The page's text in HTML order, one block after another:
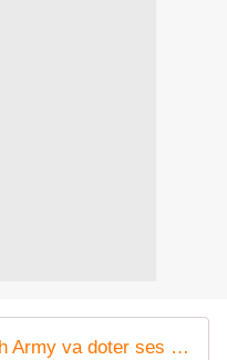
Avec le projet NYX, la British Army va doter ses hélicoptères d'attaque de drones tactiques d'ici 2028 - Zone Militaire